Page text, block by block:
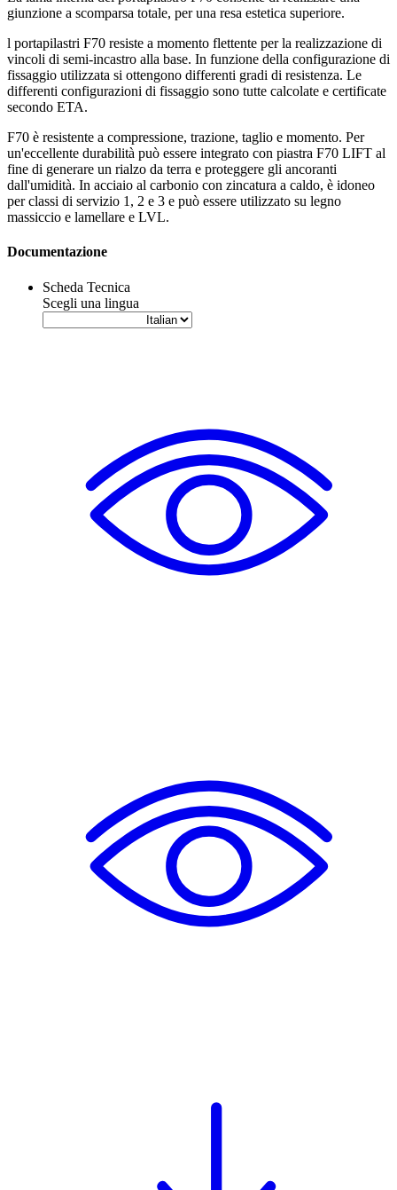
giunzione a scomparsa totale, per una resa estetica superiore.
l portapilastri F70 resiste a momento flettente per la realizzazione di
vincoli di semi-incastro alla base. In funzione della configurazione di
fissaggio utilizzata si ottengono differenti gradi di resistenza. Le
differenti configurazioni di fissaggio sono tutte calcolate e certificate
secondo ETA.
F70 è resistente a compressione, trazione, taglio e momento. Per
un'eccellente durabilità può essere integrato con piastra F70 LIFT al
fine di generare un rialzo da terra e proteggere gli ancoranti
dall'umidità. In acciaio al carbonio con zincatura a caldo, è idoneo
per classi di servizio 1, 2 e 3 e può essere utilizzato su legno
massiccio e lamellare e LVL.
Documentazione
Scheda Tecnica
Scegli una lingua